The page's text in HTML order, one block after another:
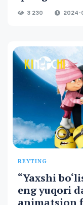
3 230 2024-
REYTING
“Yaxshi
eng yuqori
animatsion